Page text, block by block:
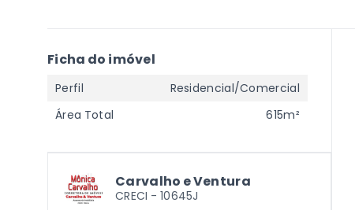
Ficha do imóvel
Perfil
Residencial/Comercial
Área Total
615m²
Carvalho e Ventura
CRECI - 10645J